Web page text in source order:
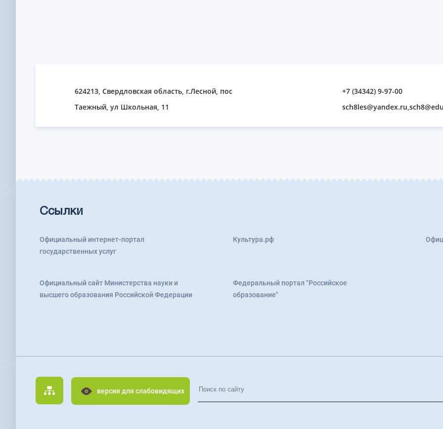
624213, Свердловская область, г.Лесной, пос
Таежный, ул Школьная, 11
+7 (34342) 9-97-00
Ссылки
Официальный интернет-портал
государственных услуг
Культура.рф
Официальный сайт Министерства науки и
высшего образования Российской Федерации
Федеральный портал "Российское
образование"
версия для слабовидящих